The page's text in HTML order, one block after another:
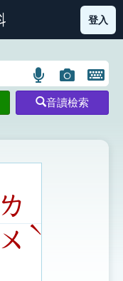
部首索引表圖示
登入
語
言
搜
示
圖
片
搜
開
鍵
圖
音讀檢索
ㄌ
ㄨˋ